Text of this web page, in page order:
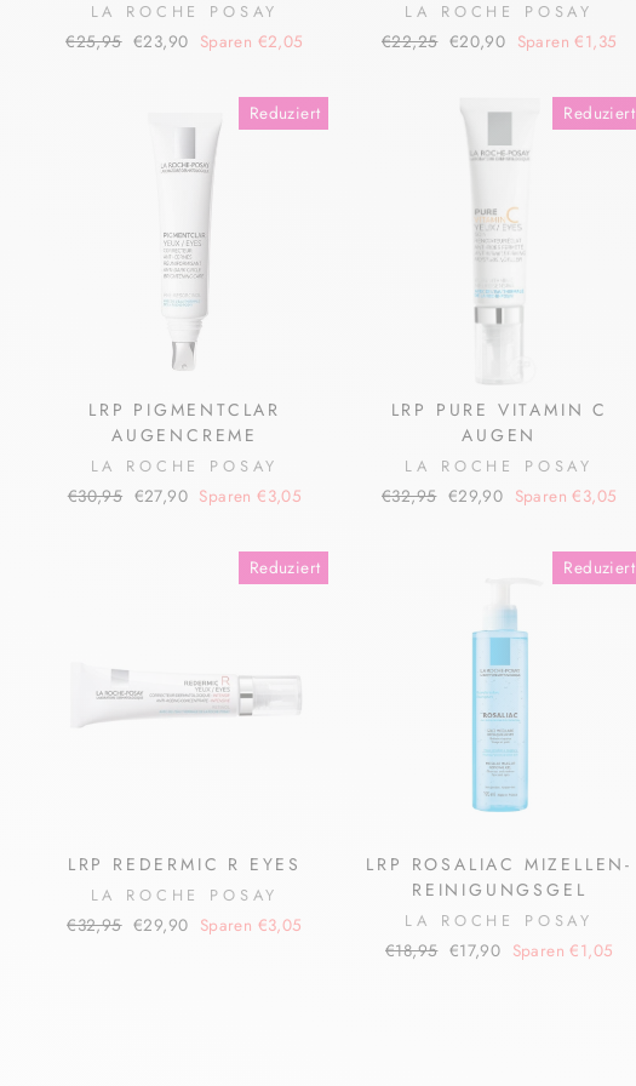
LA ROCHE POSAY
Normaler
€25,95 Sonderpreis
€23,90 Sparen €2,05
LA ROCHE POSAY
Normaler
€22,25 Sonderpreis
€20,90 Sparen €1,35
Reduziert
LRP PIGMENTCLAR
AUGENCREME
LA ROCHE POSAY
Normaler
€30,95 Sonderpreis
€27,90 Sparen €3,05
Reduziert
LRP PURE VITAMIN C
AUGEN
LA ROCHE POSAY
Normaler
€32,95 Sonderpreis
€29,90 Sparen €3,05
Reduziert
LRP REDERMIC R EYES
LA ROCHE POSAY
Normaler
€32,95 Sonderpreis
€29,90 Sparen €3,05
Reduziert
LRP ROSALIAC MIZELLEN-
REINIGUNGSGEL
LA ROCHE POSAY
Normaler
€18,95 Sonderpreis
€17,90 Sparen €1,05